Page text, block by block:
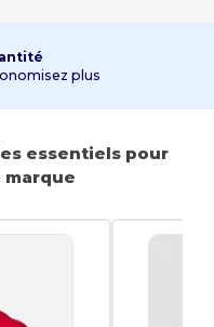
plus
essentiels pour